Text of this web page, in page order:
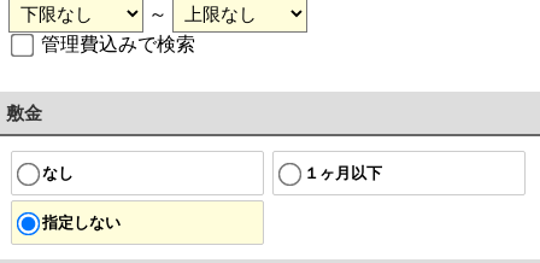
～
管理費込みで検索
敷金
なし １ヶ月以下
指定しない